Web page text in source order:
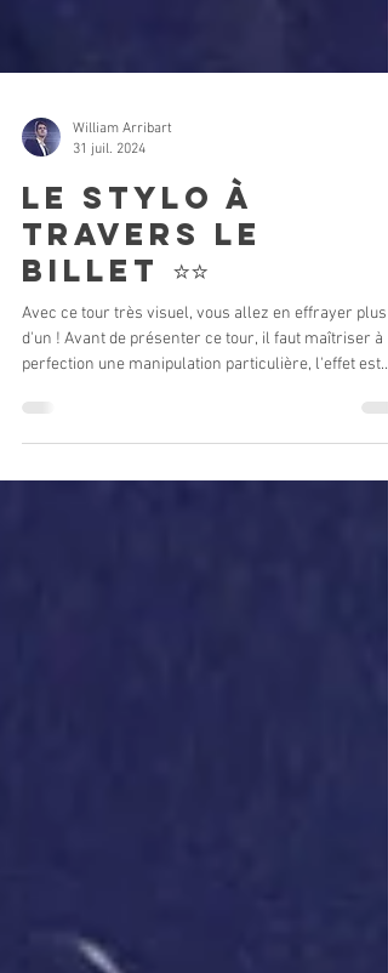
William Arribart
31 juil. 2024
le stylo à
travers le
billet ⭐️⭐️
d'un ! Avant de présenter ce tour, il faut maîtriser à
perfection une manipulation particulière, l'effet est